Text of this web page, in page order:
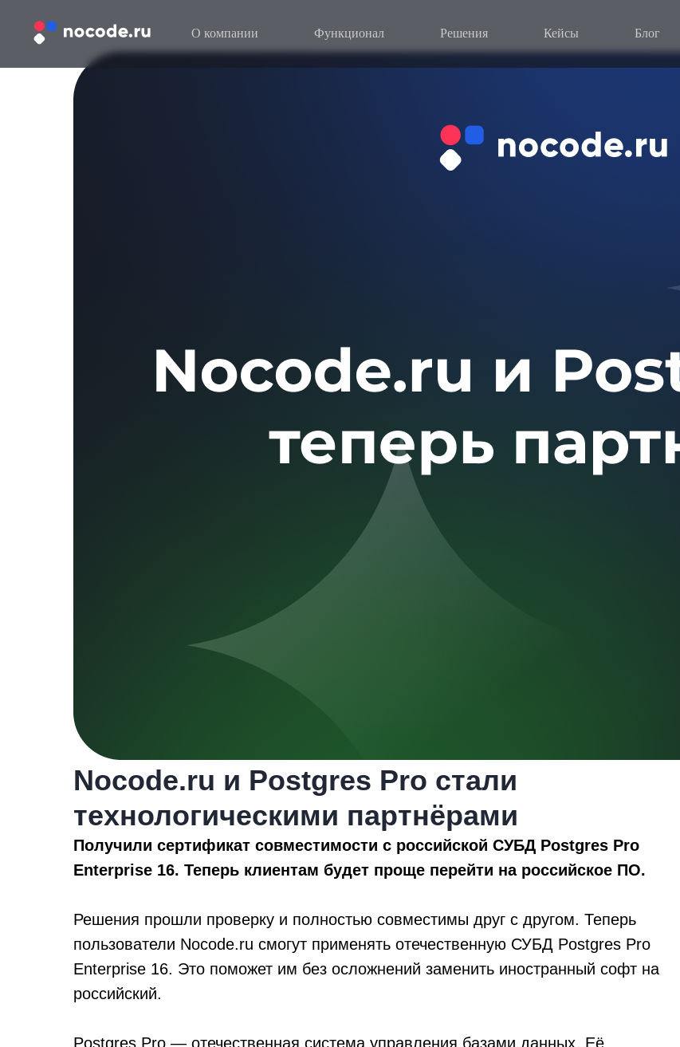
О компании Функционал Решения Кейсы Блог
Nocode.ru и Postgres Pro стали
технологическими партнёрами
Получили сертификат совместимости с российской СУБД Postgres Pro
Enterprise 16. Теперь клиентам будет проще перейти на российское ПО.
Решения прошли проверку и полностью совместимы друг с другом. Теперь
пользователи Nocode.ru смогут применять отечественную СУБД Postgres Pro
Enterprise 16. Это поможет им без осложнений заменить иностранный софт на
российский.
Postgres Pro — отечественная система управления базами данных. Её